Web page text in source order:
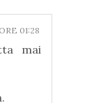
01:28
mai